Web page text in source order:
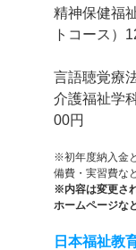
精神保健福
トコース）
言語聴覚療
介護福祉学
00円
※初年度納入金
備費・実習費な
※内容は変更さ
ホームページな
日本福祉教